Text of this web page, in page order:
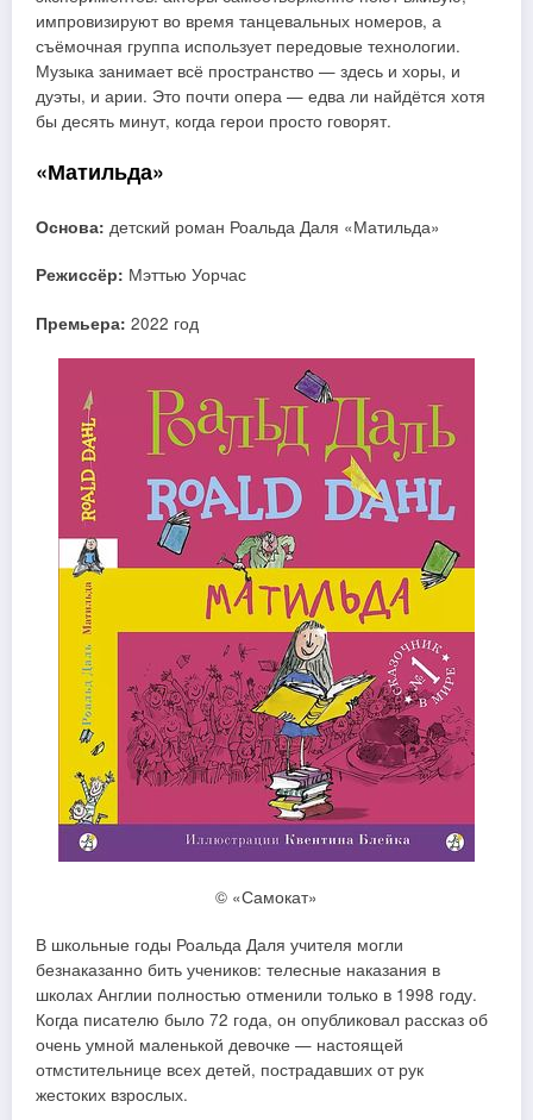
импровизируют во время танцевальных номеров, а
съёмочная группа использует передовые технологии.
Музыка занимает всё пространство — здесь и хоры, и
дуэты, и арии. Это почти опера — едва ли найдётся хотя
бы десять минут, когда герои просто говорят.
«Матильда»
Основа: детский роман Роальда Даля «Матильда»
Режиссёр: Мэттью Уорчас
Премьера: 2022 год
© «Самокат»
В школьные годы Роальда Даля учителя могли
безнаказанно бить учеников: телесные наказания в
школах Англии полностью отменили только в 1998 году.
Когда писателю было 72 года, он опубликовал рассказ об
очень умной маленькой девочке — настоящей
отмстительнице всех детей, пострадавших от рук
жестоких взрослых.